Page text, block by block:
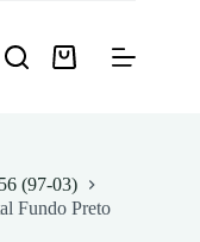
Carrinho
(97-03)
Fundo Preto